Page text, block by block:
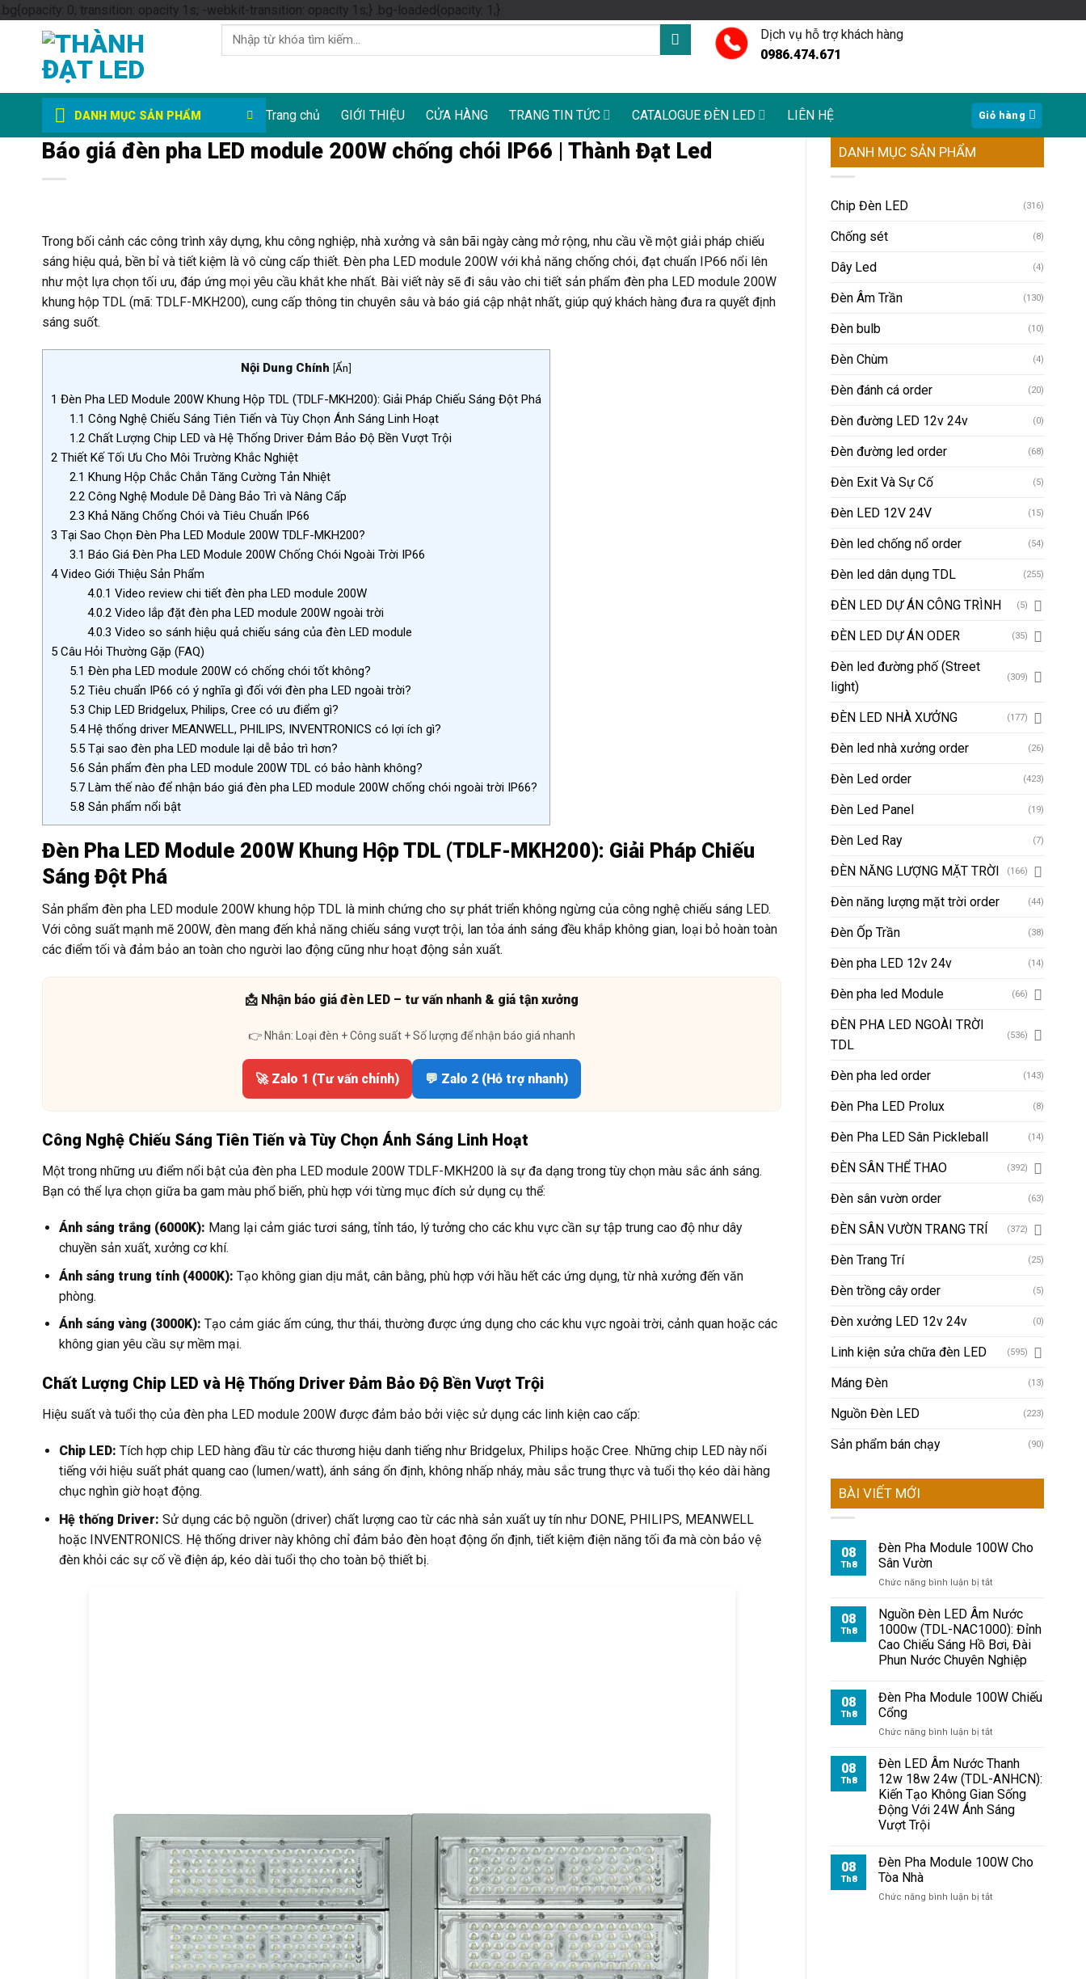
.bg{opacity: 0; transition: opacity 1s; -webkit-transition: opacity 1s;} .bg-loaded{opacity: 1;}Skip
to
Tìm
kiếm:
Dịch vụ hỗ trợ khách hàng
0986.474.671
DANH MỤC SẢN PHẨM Trang chủ GIỚI THIỆU CỬA HÀNG TRANG TIN TỨC CATALOGUE ĐÈN LED LIÊN HỆ Giỏ hàng
Báo giá đèn pha LED module 200W chống chói IP66 | Thành Đạt Led
Trong bối cảnh các công trình xây dựng, khu công nghiệp, nhà xưởng và sân bãi ngày càng mở rộng, nhu cầu về một giải pháp chiếu
sáng hiệu quả, bền bỉ và tiết kiệm là vô cùng cấp thiết. Đèn pha LED module 200W với khả năng chống chói, đạt chuẩn IP66 nổi lên
như một lựa chọn tối ưu, đáp ứng mọi yêu cầu khắt khe nhất. Bài viết này sẽ đi sâu vào chi tiết sản phẩm đèn pha LED module 200W
khung hộp TDL (mã: TDLF-MKH200), cung cấp thông tin chuyên sâu và báo giá cập nhật nhất, giúp quý khách hàng đưa ra quyết định
sáng suốt.
Nội Dung Chính [Ẩn]
1 Đèn Pha LED Module 200W Khung Hộp TDL (TDLF-MKH200): Giải Pháp Chiếu Sáng Đột Phá
1.1 Công Nghệ Chiếu Sáng Tiên Tiến và Tùy Chọn Ánh Sáng Linh Hoạt
1.2Chất Lượng Chip LED và Hệ Thống Driver Đảm Bảo Độ Bền Vượt Trội
2 Thiết Kế Tối Ưu Cho Môi Trường Khắc Nghiệt
2.1 Khung Hộp Chắc Chắn Tăng Cường Tản Nhiệt
2.2Công Nghệ Module Dễ Dàng Bảo Trì và Nâng Cấp
2.3 Khả Năng Chống Chói và Tiêu Chuẩn IP66
3 Tại Sao Chọn Đèn Pha LED Module 200W TDLF-MKH200?
3.1 Báo Giá Đèn Pha LED Module 200W Chống Chói Ngoài Trời IP66
4Video Giới Thiệu Sản Phẩm
4.0.1 Video review chi tiết đèn pha LED module 200W
4.0.2 Video lắp đặt đèn pha LED module 200W ngoài trời
4.0.3 Video so sánh hiệu quả chiếu sáng của đèn LED module
5 Câu Hỏi Thường Gặp (FAQ)
5.1 Đèn pha LED module 200W có chống chói tốt không?
5.2Tiêu chuẩn IP66 có ý nghĩa gì đối với đèn pha LED ngoài trời?
5.3 Chip LED Bridgelux, Philips, Cree có ưu điểm gì?
5.4Hệ thống driver MEANWELL, PHILIPS, INVENTRONICS có lợi ích gì?
5.5Tại sao đèn pha LED module lại dễ bảo trì hơn?
5.6 Sản phẩm đèn pha LED module 200W TDL có bảo hành không?
5.7Làm thế nào để nhận báo giá đèn pha LED module 200W chống chói ngoài trời IP66?
5.8 Sản phẩm nổi bật
Đèn Pha LED Module 200W Khung Hộp TDL (TDLF-MKH200): Giải Pháp Chiếu
Sáng Đột Phá
Sản phẩm đèn pha LED module 200W khung hộp TDL là minh chứng cho sự phát triển không ngừng của công nghệ chiếu sáng LED.
Với công suất mạnh mẽ 200W, đèn mang đến khả năng chiếu sáng vượt trội, lan tỏa ánh sáng đều khắp không gian, loại bỏ hoàn toàn
các điểm tối và đảm bảo an toàn cho người lao động cũng như hoạt động sản xuất.
📩 Nhận báo giá đèn LED – tư vấn nhanh & giá tận xưởng
👉 Nhắn: Loại đèn + Công suất + Số lượng để nhận báo giá nhanh
🚀 Zalo 1 (Tư vấn chính) 💬 Zalo 2 (Hỗ trợ nhanh)
Công Nghệ Chiếu Sáng Tiên Tiến và Tùy Chọn Ánh Sáng Linh Hoạt
Một trong những ưu điểm nổi bật của đèn pha LED module 200W TDLF-MKH200 là sự đa dạng trong tùy chọn màu sắc ánh sáng.
Bạn có thể lựa chọn giữa ba gam màu phổ biến, phù hợp với từng mục đích sử dụng cụ thể:
Ánh sáng trắng (6000K): Mang lại cảm giác tươi sáng, tỉnh táo, lý tưởng cho các khu vực cần sự tập trung cao độ như dây
chuyền sản xuất, xưởng cơ khí.
Ánh sáng trung tính (4000K): Tạo không gian dịu mắt, cân bằng, phù hợp với hầu hết các ứng dụng, từ nhà xưởng đến văn
phòng.
Ánh sáng vàng (3000K): Tạo cảm giác ấm cúng, thư thái, thường được ứng dụng cho các khu vực ngoài trời, cảnh quan hoặc các
không gian yêu cầu sự mềm mại.
Chất Lượng Chip LED và Hệ Thống Driver Đảm Bảo Độ Bền Vượt Trội
Hiệu suất và tuổi thọ của đèn pha LED module 200W được đảm bảo bởi việc sử dụng các linh kiện cao cấp:
Chip LED: Tích hợp chip LED hàng đầu từ các thương hiệu danh tiếng như Bridgelux, Philips hoặc Cree. Những chip LED này nổi
tiếng với hiệu suất phát quang cao (lumen/watt), ánh sáng ổn định, không nhấp nháy, màu sắc trung thực và tuổi thọ kéo dài hàng
chục nghìn giờ hoạt động.
Hệ thống Driver: Sử dụng các bộ nguồn (driver) chất lượng cao từ các nhà sản xuất uy tín như DONE, PHILIPS, MEANWELL
hoặc INVENTRONICS. Hệ thống driver này không chỉ đảm bảo đèn hoạt động ổn định, tiết kiệm điện năng tối đa mà còn bảo vệ
đèn khỏi các sự cố về điện áp, kéo dài tuổi thọ cho toàn bộ thiết bị.
DANH MỤC SẢN PHẨM
Chip Đèn LED (316)
Chống sét (8)
Dây Led (4)
Đèn Âm Trần (130)
Đèn bulb (10)
Đèn Chùm (4)
Đèn đánh cá order (20)
Đèn đường LED 12v 24v (0)
Đèn đường led order (68)
Đèn Exit Và Sự Cố (5)
Đèn LED 12V 24V (15)
Đèn led chống nổ order (54)
Đèn led dân dụng TDL (255)
ĐÈN LED DỰ ÁN CÔNG TRÌNH (5)
ĐÈN LED DỰ ÁN ODER (35)
Đèn led đường phố (Street
light)
(309)
ĐÈN LED NHÀ XƯỞNG (177)
Đèn led nhà xưởng order (26)
Đèn Led order (423)
Đèn Led Panel (19)
Đèn Led Ray (7)
ĐÈN NĂNG LƯỢNG MẶT TRỜI (166)
Đèn năng lượng mặt trời order (44)
Đèn Ốp Trần (38)
Đèn pha LED 12v 24v (14)
Đèn pha led Module (66)
ĐÈN PHA LED NGOÀI TRỜI
TDL
(536)
Đèn pha led order (143)
Đèn Pha LED Prolux (8)
Đèn Pha LED Sân Pickleball (14)
ĐÈN SÂN THỂ THAO (392)
Đèn sân vườn order (63)
ĐÈN SÂN VƯỜN TRANG TRÍ (372)
Đèn Trang Trí (25)
Đèn trồng cây order (5)
Đèn xưởng LED 12v 24v (0)
Linh kiện sửa chữa đèn LED (595)
Máng Đèn (13)
Nguồn Đèn LED (223)
Sản phẩm bán chạy (90)
BÀI VIẾT MỚI
08
Th8
Đèn Pha Module 100W Cho
Sân Vườn
Chức năng bình luận bị tắt
Pha
Module
100W
Cho
Sân
08
Th8
Nguồn Đèn LED Âm Nước
1000w (TDL-NAC1000): Đỉnh
Cao Chiếu Sáng Hồ Bơi, Đài
Phun Nước Chuyên Nghiệp
08
Th8
Đèn Pha Module 100W Chiếu
Cổng
Chức năng bình luận bị tắt
Pha
Module
100W
Chiếu
Cổng
08
Th8
Đèn LED Âm Nước Thanh
12w 18w 24w (TDL-ANHCN):
Kiến Tạo Không Gian Sống
Động Với 24W Ánh Sáng
Vượt Trội
08
Th8
Đèn Pha Module 100W Cho
Tòa Nhà
Chức năng bình luận bị tắt